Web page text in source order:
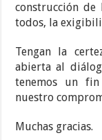
construcción de
todos, la
Tengan la
abierta al
tenemos un
nuestro
Muchas gracias.